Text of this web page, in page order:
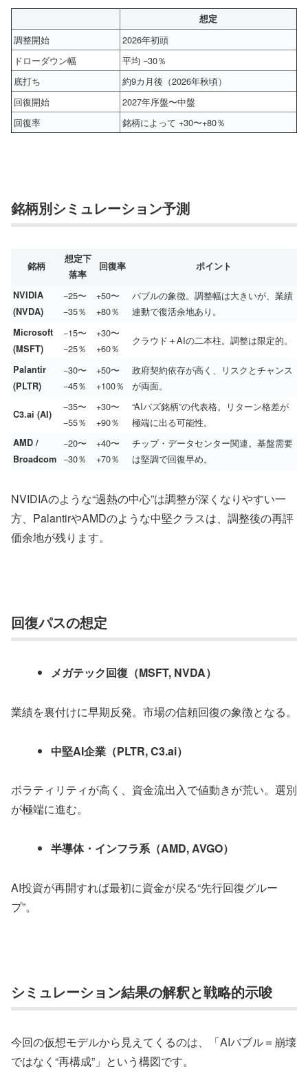
想定
調整開始
2026年初頭
ドローダウン幅
平均 −30％
底打ち
約9カ月後（2026年秋頃）
回復開始
2027年序盤〜中盤
回復率
銘柄によって +30〜+80％
銘柄別シミュレーション予測
銘柄
想定下
落率
回復率 ポイント
NVIDIA
(NVDA)
−25〜
−35％
+50〜
+80％
バブルの象徴。調整幅は大きいが、業績
連動で復活余地あり。
Microsoft
(MSFT)
−15〜
−25％
+30〜
+60％
クラウド＋AIの二本柱。調整は限定的。
Palantir
(PLTR)
−30〜
−45％
+50〜
+100％
政府契約依存が高く、リスクとチャンス
が両面。
C3.ai (AI)
−35〜
−55％
+30〜
+90％
“AIバズ銘柄”の代表格。リターン格差が
極端に出る可能性。
AMD /
Broadcom
−20〜
−30％
+40〜
+70％
チップ・データセンター関連。基盤需要
は堅調で回復早め。
NVIDIAのような“過熱の中心”は調整が深くなりやすい一
方、PalantirやAMDのような中堅クラスは、調整後の再評
価余地が残ります。
回復パスの想定
メガテック回復（MSFT, NVDA）
業績を裏付けに早期反発。市場の信頼回復の象徴となる。
中堅AI企業（PLTR, C3.ai）
ボラティリティが高く、資金流出入で値動きが荒い。選別
が極端に進む。
半導体・インフラ系（AMD, AVGO）
AI投資が再開すれば最初に資金が戻る“先行回復グルー
プ”。
シミュレーション結果の解釈と戦略的示唆
今回の仮想モデルから見えてくるのは、「AIバブル＝崩壊
ではなく“再構成”」という構図です。